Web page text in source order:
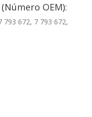
OEM):
793 672, 7 793 672,